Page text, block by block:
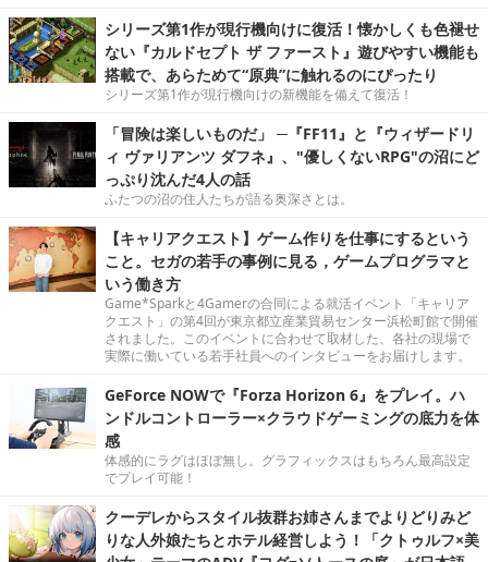
シリーズ第1作が現行機向けに復活！懐かしくも色褪せ
ない『カルドセプト ザ ファースト』遊びやすい機能も
搭載で、あらためて“原典”に触れるのにぴったり
シリーズ第1作が現行機向けの新機能を備えて復活！
「冒険は楽しいものだ」 ─『FF11』と『ウィザードリ
ィ ヴァリアンツ ダフネ』、"優しくないRPG"の沼にど
っぷり沈んだ4人の話
ふたつの沼の住人たちが語る奥深さとは。
【キャリアクエスト】ゲーム作りを仕事にするという
こと。セガの若手の事例に見る，ゲームプログラマと
いう働き方
Game*Sparkと4Gamerの合同による就活イベント「キャリア
クエスト」の第4回が東京都立産業貿易センター浜松町館で開催
されました。このイベントに合わせて取材した、各社の現場で
実際に働いている若手社員へのインタビューをお届けします。
GeForce NOWで『Forza Horizon 6』をプレイ。ハ
ンドルコントローラー×クラウドゲーミングの底力を体
感
体感的にラグはほぼ無し。グラフィックスはもちろん最高設定
でプレイ可能！
クーデレからスタイル抜群お姉さんまでよりどりみど
りな人外娘たちとホテル経営しよう！「クトゥルフ×美